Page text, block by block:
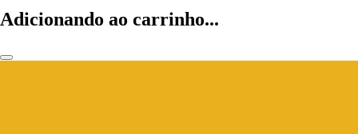
Adicionando ao carrinho...